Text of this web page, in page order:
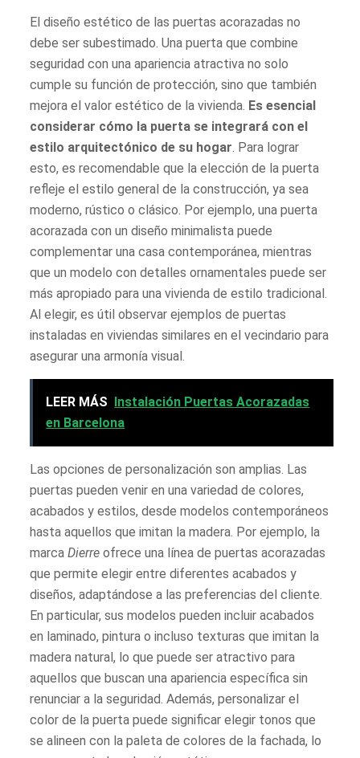
El diseño estético de las puertas acorazadas no
debe ser subestimado. Una puerta que combine
seguridad con una apariencia atractiva no solo
cumple su función de protección, sino que también
mejora el valor estético de la vivienda. Es esencial
considerar cómo la puerta se integrará con el
estilo arquitectónico de su hogar . Para lograr
esto, es recomendable que la elección de la puerta
refleje el estilo general de la construcción, ya sea
moderno, rústico o clásico. Por ejemplo, una puerta
acorazada con un diseño minimalista puede
complementar una casa contemporánea, mientras
que un modelo con detalles ornamentales puede ser
más apropiado para una vivienda de estilo tradicional.
Al elegir, es útil observar ejemplos de puertas
instaladas en viviendas similares en el vecindario para
asegurar una armonía visual.
LEER MÁS Instalación Puertas Acorazadas
en Barcelona
Las opciones de personalización son amplias. Las
puertas pueden venir en una variedad de colores,
acabados y estilos, desde modelos contemporáneos
hasta aquellos que imitan la madera. Por ejemplo, la
marcaDierre ofrece una línea de puertas acorazadas
que permite elegir entre diferentes acabados y
diseños, adaptándose a las preferencias del cliente.
En particular, sus modelos pueden incluir acabados
en laminado, pintura o incluso texturas que imitan la
madera natural, lo que puede ser atractivo para
aquellos que buscan una apariencia específica sin
renunciar a la seguridad. Además, personalizar el
color de la puerta puede significar elegir tonos que
se alineen con la paleta de colores de la fachada, lo